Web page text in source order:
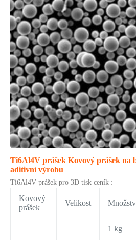
Ti6Al4V prášek Kovový prášek na
aditivní výrobu
Ti6Al4V prášek pro 3D tisk ceník :
Kovový
prášek
Velikost
1 kg